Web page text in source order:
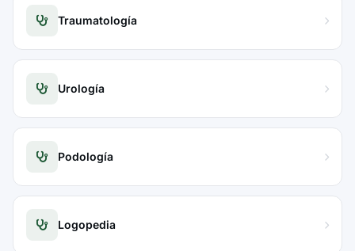
Traumatología
Urología
Podología
Logopedia